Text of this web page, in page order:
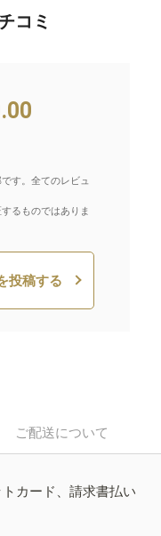
コミ
す。全てのレビュ
るものではありま
投稿する
ご配送について
カード、請求書払い